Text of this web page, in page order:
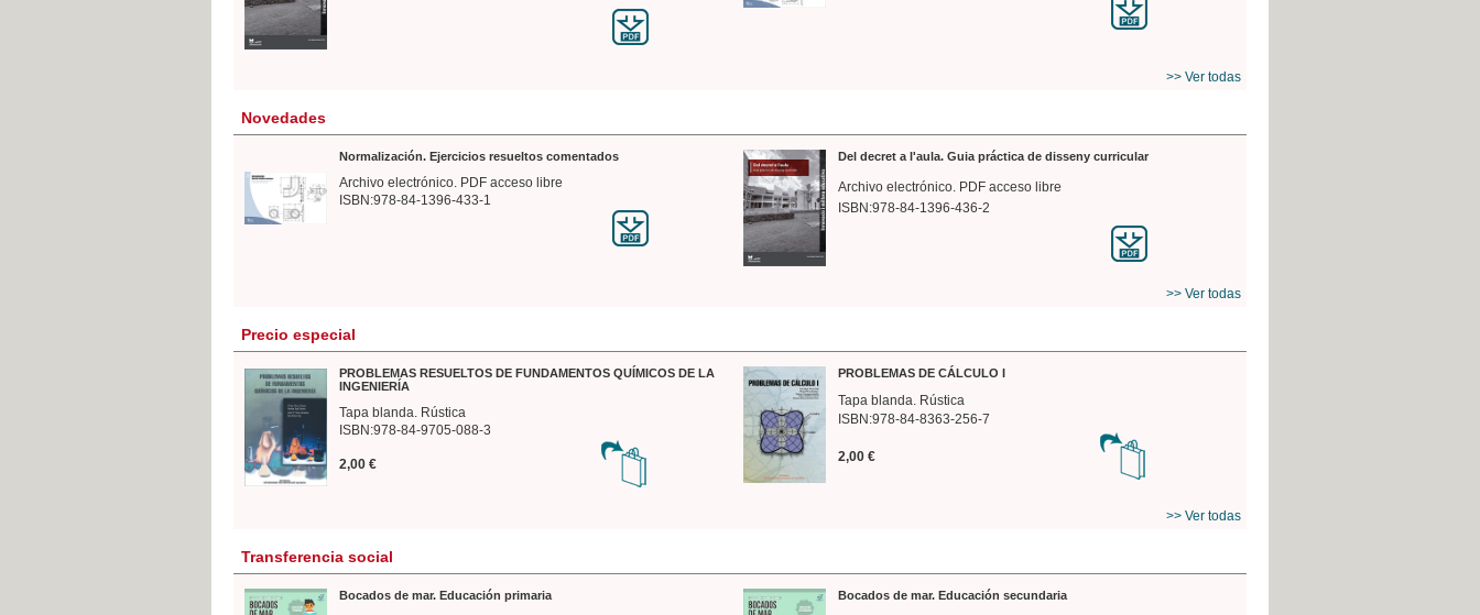
>> Ver todas
Novedades
Normalización. Ejercicios resueltos comentados
Archivo electrónico. PDF acceso libre
ISBN:978-84-1396-433-1
Del decret a l'aula. Guia práctica de disseny curricular
Archivo electrónico. PDF acceso libre
ISBN:978-84-1396-436-2
>> Ver todas
Precio especial
PROBLEMAS RESUELTOS DE FUNDAMENTOS QUÍMICOS DE LA
INGENIERÍA
Tapa blanda. Rústica
ISBN:978-84-9705-088-3
2,00 €
PROBLEMAS DE CÁLCULO I
Tapa blanda. Rústica
ISBN:978-84-8363-256-7
2,00 €
>> Ver todas
Transferencia social
Bocados de mar. Educación primaria Bocados de mar. Educación secundaria